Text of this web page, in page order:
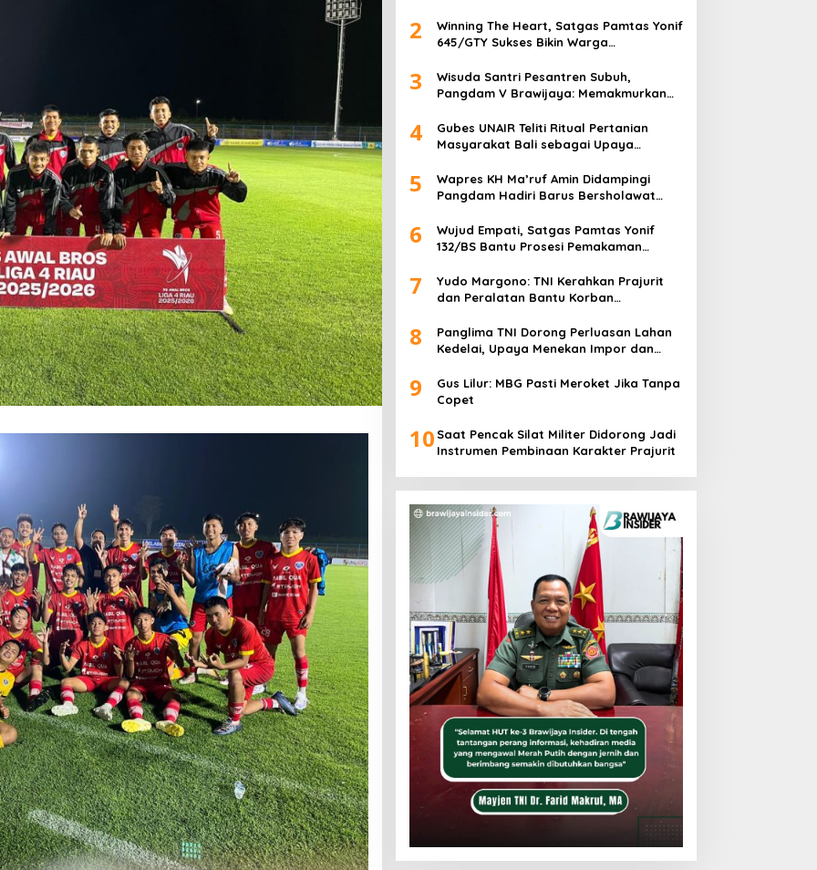
2
Winning The Heart, Satgas Pamtas Yonif
645/GTY Sukses Bikin Warga
3
Wisuda Santri Pesantren Subuh,
Pangdam V Brawijaya: Memakmurkan
4
Gubes UNAIR Teliti Ritual Pertanian
Masyarakat Bali sebagai Upaya
5
Wapres KH Ma’ruf Amin Didampingi
Pangdam Hadiri Barus Bersholawat
6
Wujud Empati, Satgas Pamtas Yonif
132/BS Bantu Prosesi Pemakaman
7
Yudo Margono: TNI Kerahkan Prajurit
dan Peralatan Bantu Korban
8
Panglima TNI Dorong Perluasan Lahan
Kedelai, Upaya Menekan Impor dan
9
Gus Lilur: MBG Pasti Meroket Jika Tanpa
Copet
10 Saat Pencak Silat Militer Didorong Jadi
Instrumen Pembinaan Karakter Prajurit